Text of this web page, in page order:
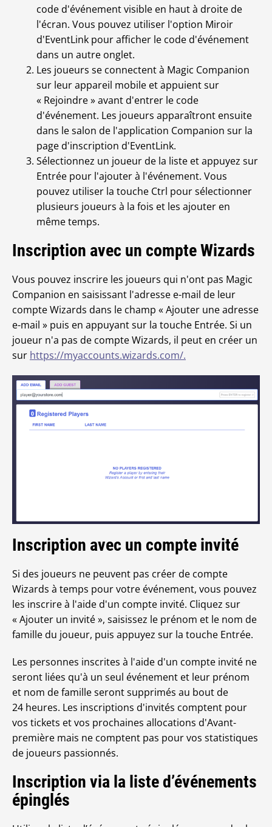
code d'événement visible en haut à droite de
l'écran. Vous pouvez utiliser l'option Miroir
d'EventLink pour afficher le code d'événement
dans un autre onglet.
Les joueurs se connectent à Magic Companion
sur leur appareil mobile et appuient sur
« Rejoindre » avant d'entrer le code
d'événement. Les joueurs apparaîtront ensuite
dans le salon de l'application Companion sur la
page d'inscription d'EventLink.
Sélectionnez un joueur de la liste et appuyez sur
Entrée pour l'ajouter à l'événement. Vous
pouvez utiliser la touche Ctrl pour sélectionner
plusieurs joueurs à la fois et les ajouter en
même temps.
Inscription avec un compte Wizards
Vous pouvez inscrire les joueurs qui n'ont pas Magic
Companion en saisissant l'adresse e-mail de leur
compte Wizards dans le champ « Ajouter une adresse
e-mail » puis en appuyant sur la touche Entrée. Si un
joueur n'a pas de compte Wizards, il peut en créer un
sur https://myaccounts.wizards.com/.
Inscription avec un compte invité
Si des joueurs ne peuvent pas créer de compte
Wizards à temps pour votre événement, vous pouvez
les inscrire à l'aide d'un compte invité. Cliquez sur
« Ajouter un invité », saisissez le prénom et le nom de
famille du joueur, puis appuyez sur la touche Entrée.
Les personnes inscrites à l'aide d'un compte invité ne
seront liées qu'à un seul événement et leur prénom
et nom de famille seront supprimés au bout de
24 heures. Les inscriptions d'invités comptent pour
vos tickets et vos prochaines allocations d'Avant-
première mais ne comptent pas pour vos statistiques
de joueurs passionnés.
Inscription via la liste d’événements
épinglés